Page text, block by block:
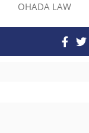
OHADA LAW